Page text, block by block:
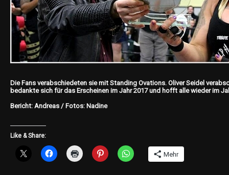
Die Fans verabschiedeten sie mit Standing Ovations. Oliver Seidel
bedankte sich für das Erscheinen im Jahr 2017 und hofft alle wieder im
Bericht: Andreas / Fotos: Nadine
Like & Share:
Mehr